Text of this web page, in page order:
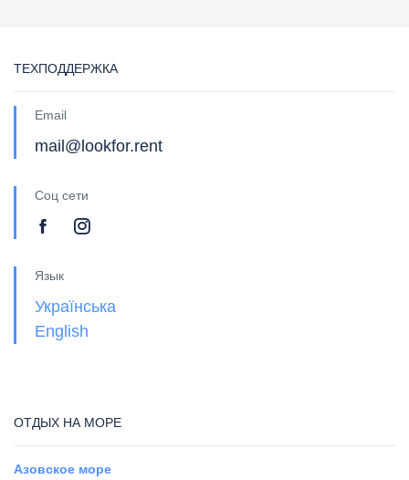
ТЕХПОДДЕРЖКА
Email
mail@lookfor.rent
Соц сети
Язык
Українська
English
ОТДЫХ НА МОРЕ
Азовское море